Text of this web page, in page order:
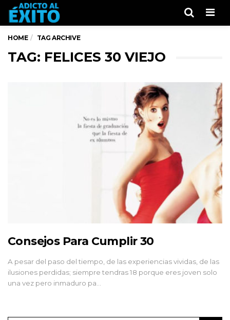
HOME TAG ARCHIVE
TAG: FELICES 30 VIEJO
Consejos Para Cumplir 30
A pesar del paso del tiempo, de las experiencias vividas, de las
ilusiones perdidas; siempre tendras 18 porque eres joven solo
una vez pero inmaduro pa…